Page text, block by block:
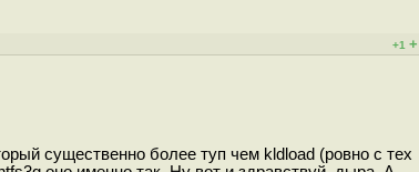
+1 +
существенно более туп чем kldload (ровно с тех